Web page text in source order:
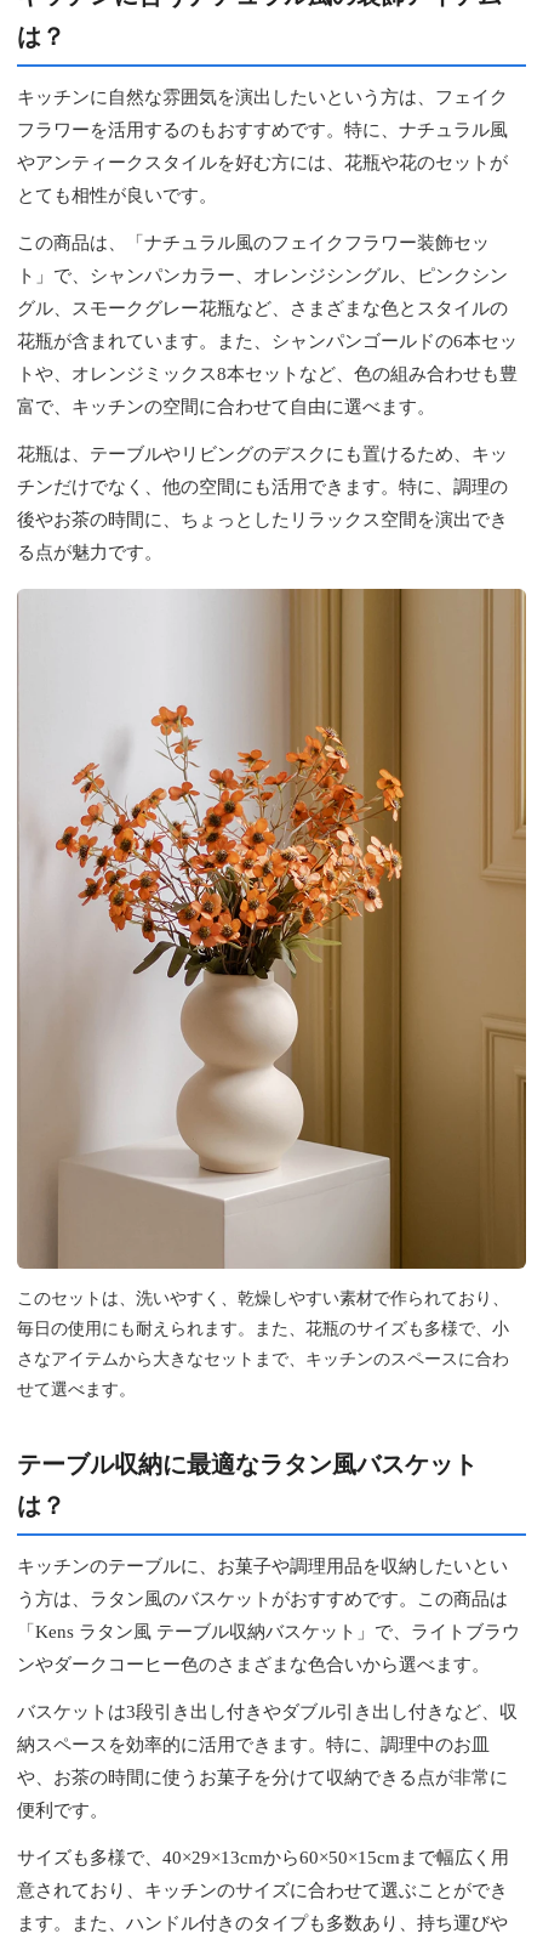
は？
キッチンに自然な雰囲気を演出したいという方は、フェイク
フラワーを活用するのもおすすめです。特に、ナチュラル風
やアンティークスタイルを好む方には、花瓶や花のセットが
とても相性が良いです。
この商品は、「ナチュラル風のフェイクフラワー装飾セッ
ト」で、シャンパンカラー、オレンジシングル、ピンクシン
グル、スモークグレー花瓶など、さまざまな色とスタイルの
花瓶が含まれています。また、シャンパンゴールドの6本セッ
トや、オレンジミックス8本セットなど、色の組み合わせも豊
富で、キッチンの空間に合わせて自由に選べます。
花瓶は、テーブルやリビングのデスクにも置けるため、キッ
チンだけでなく、他の空間にも活用できます。特に、調理の
後やお茶の時間に、ちょっとしたリラックス空間を演出でき
る点が魅力です。
このセットは、洗いやすく、乾燥しやすい素材で作られており、
毎日の使用にも耐えられます。また、花瓶のサイズも多様で、小
さなアイテムから大きなセットまで、キッチンのスペースに合わ
せて選べます。
テーブル収納に最適なラタン風バスケット
は？
キッチンのテーブルに、お菓子や調理用品を収納したいとい
う方は、ラタン風のバスケットがおすすめです。この商品は
「Kens ラタン風 テーブル収納バスケット」で、ライトブラウ
ンやダークコーヒー色のさまざまな色合いから選べます。
バスケットは3段引き出し付きやダブル引き出し付きなど、収
納スペースを効率的に活用できます。特に、調理中のお皿
や、お茶の時間に使うお菓子を分けて収納できる点が非常に
便利です。
サイズも多様で、40×29×13cmから60×50×15cmまで幅広く用
意されており、キッチンのサイズに合わせて選ぶことができ
ます。また、ハンドル付きのタイプも多数あり、持ち運びや